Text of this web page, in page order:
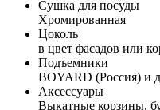
Сушка для посуды
Хромированная
Цоколь
в цвет фасадов или
Подъемники
BOYARD (Россия) и
Аксессуары
Выкатные корзины,